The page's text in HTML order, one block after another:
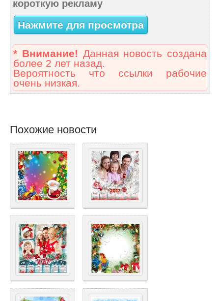
короткую рекламу
Нажмите для просмотра
* Внимание! Данная новость создана
более 2 лет назад.
Вероятность что ссылки рабочие
очень низкая.
Похожие новости